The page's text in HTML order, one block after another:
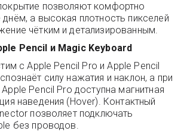
позволяют комфортно
а высокая плотность пикселей
чётким и детализированным.
Pencil и Magic Keyboard
с Apple Pencil Pro и Apple Pencil
силу нажатия и наклон, а при
Pencil Pro доступна магнитная
наведения (Hover). Контактный
позволяет подключать
без проводов.